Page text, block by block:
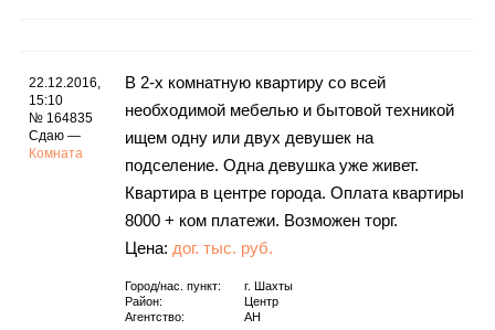
22.12.2016,
15:10
№ 164835
Сдаю —
Комната
В 2-х комнатную квартиру со всей
необходимой мебелью и бытовой техникой
ищем одну или двух девушек на
подселение. Одна девушка уже живет.
Квартира в центре города. Оплата квартиры
8000 + ком платежи. Возможен торг.
Цена: дог. тыс. руб.
Город/нас. пункт: г.
Шахты
Район:
Центр
Агентство:
АН